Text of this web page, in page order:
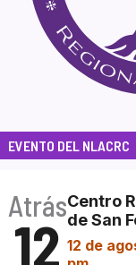
EVENTO DEL NLACRC
Atrás
12
Centro
de San
12 de